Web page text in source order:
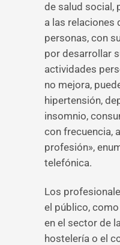
de salud social,
a las relaciones
personas, con
por desarrollar
actividades
no mejora,
hipertensión,
insomnio,
con frecuencia,
profesión»,
telefónica.
Los
el público,
en el sector de
hostelería o el